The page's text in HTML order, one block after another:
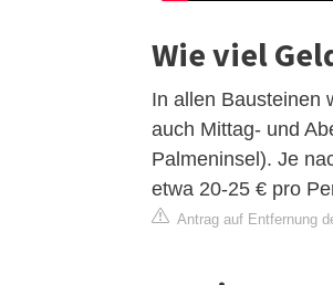
Wie viel
In allen Bausteinen
auch Mittag- und
Palmeninsel). Je
etwa 20-25 € pro
Antrag auf Entfernung